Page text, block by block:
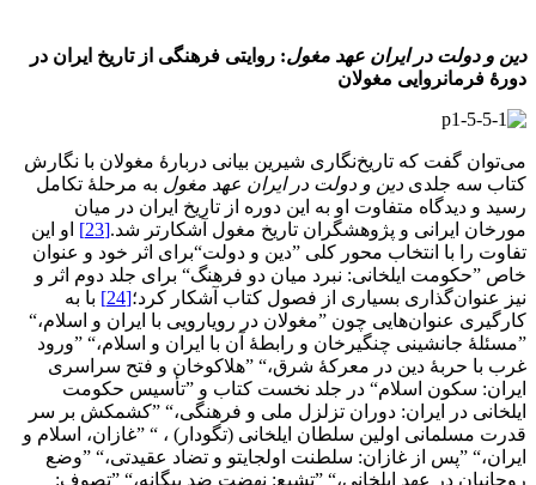
دین و دولت در ایران عهد مغول: روایتی فرهنگی از تاریخ ایران در
دورۀ فرمانروایی مغولان
می‌توان گفت که تاریخ‌نگاری شیرین بیانی دربارۀ مغولان با نگارش
کتاب سه جلدی دین و دولت در ایران عهد مغول به مرحلۀ تکامل
رسید و دیدگاه متفاوت او به این دوره از تاریخ ایران در میان
مورخان ایرانی و پژوهشگران تاریخ مغول آشکارتر شد.[23]
او این
تفاوت را با انتخاب محور کلی ”دین و دولت“برای اثر خود و عنوان
خاص ”حکومت ایلخانی: نبرد میان دو فرهنگ“ برای جلد دوم اثر و
نیز عنوان‌گذاری بسیاری از فصول کتاب آشکار کرد؛[24]
با به
کارگیری عنوان‌هایی چون ”مغولان در رویارویی با ایران و اسلام،“
”مسئلۀ جانشینی چنگیرخان و رابطۀ آن با ایران و اسلام،“ ”ورود
غرب با حربۀ دین در معرکۀ شرق،“ ”هلاکوخان و فتح سراسری
ایران: سکون اسلام“ در جلد نخست کتاب و ”تأسیس حکومت
ایلخانی در ایران: دوران تزلزل ملی و فرهنگی،“ ”کشمکش بر سر
قدرت مسلمانی اولین سلطان ایلخانی (تگودار) ، “ ”غازان، اسلام و
ایران،“ ”پس از غازان: سلطنت اولجایتو و تضاد عقیدتی،“ ”وضع
روحانیان در عهد ایلخانی،“ ”تشیع: نهضت ضد بیگانه،“ ”تصوف: